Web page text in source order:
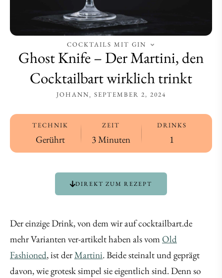
COCKTAILS MIT GIN
Ghost Knife – Der Martini, den
Cocktailbart wirklich trinkt
JOHANN SEPTEMBER 2, 2024
TECHNIK
Gerührt
ZEIT
3 Minuten
DRINKS
1
DIREKT ZUM REZEPT
Der einzige Drink, von dem wir auf cocktailbart.de
mehr Varianten ver-artikelt haben als vom Old
Fashioned, ist derMartini. Beide steinalt und geprägt
davon, wie grotesk simpel sie eigentlich sind. Denn so